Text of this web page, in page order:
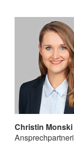
Christin Monski